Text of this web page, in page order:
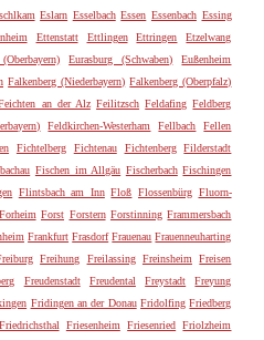
Eslarn Esselbach Essen Essenbach Essing
Ettenstatt Ettlingen Ettringen
Etzelwang
Eurasburg (Schwaben)
Eußenheim
Falkenberg (Niederbayern) Falkenberg (Oberpfalz)
an der Alz Feilitzsch Feldafing Feldberg
Feldkirchen-Westerham Fellbach
Fellen
Fichtelberg Fichtenau Fichtenberg
Filderstadt
Fischen im Allgäu Fischerbach Fischingen
Flintsbach am Inn Floß Flossenbürg Fluorn-
Forheim Forst Forstern Forstinning Frammersbach
Frankfurt Frasdorf Frauenau Frauenneuharting
Freihung Freilassing Freinsheim
Freisen
Freudenstadt Freudental Freystadt
Freyung
Fridingen an der Donau Fridolfing Friedberg
Friedrichsthal Friesenheim Friesenried Friolzheim